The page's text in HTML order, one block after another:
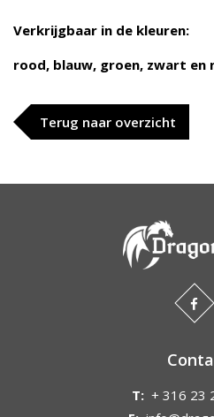
Verkrijgbaar in de kleuren:
rood, blauw, groen, zwart en
Terug naar overzicht
T: + 316 23